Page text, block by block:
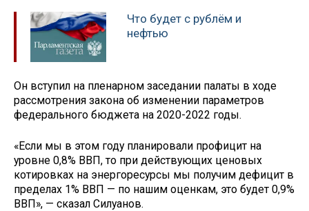
Что будет с рублём и
нефтью
Он вступил на пленарном заседании палаты в ходе
рассмотрения закона об изменении параметров
федерального бюджета на 2020-2022 годы.
«Если мы в этом году планировали профицит на
уровне 0,8% ВВП, то при действующих ценовых
котировках на энергоресурсы мы получим дефицит в
пределах 1% ВВП — по нашим оценкам, это будет 0,9%
ВВП», — сказал Силуанов.